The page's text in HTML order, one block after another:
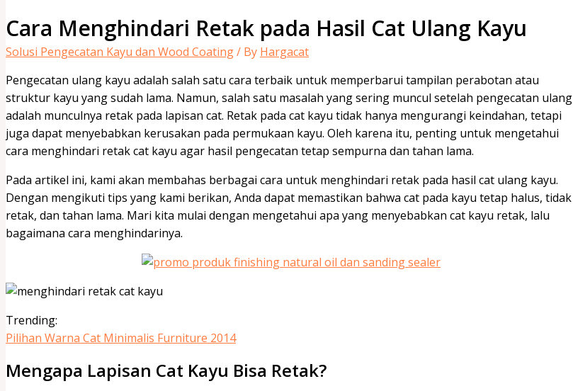
Cara Menghindari Retak pada Hasil Cat Ulang Kayu
Solusi Pengecatan Kayu dan Wood Coating/ By Hargacat
Pengecatan ulang kayu adalah salah satu cara terbaik untuk memperbarui tampilan perabotan atau
struktur kayu yang sudah lama. Namun, salah satu masalah yang sering muncul setelah pengecatan ulang
adalah munculnya retak pada lapisan cat. Retak pada cat kayu tidak hanya mengurangi keindahan, tetapi
juga dapat menyebabkan kerusakan pada permukaan kayu. Oleh karena itu, penting untuk mengetahui
cara menghindari retak cat kayu agar hasil pengecatan tetap sempurna dan tahan lama.
Pada artikel ini, kami akan membahas berbagai cara untuk menghindari retak pada hasil cat ulang kayu.
Dengan mengikuti tips yang kami berikan, Anda dapat memastikan bahwa cat pada kayu tetap halus, tidak
retak, dan tahan lama. Mari kita mulai dengan mengetahui apa yang menyebabkan cat kayu retak, lalu
bagaimana cara menghindarinya.
Trending:
Pilihan Warna Cat Minimalis Furniture 2014
Mengapa Lapisan Cat Kayu Bisa Retak?